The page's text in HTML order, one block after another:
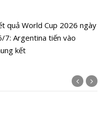
quả World Cup 2026 ngày
7: Argentina tiến vào
kết